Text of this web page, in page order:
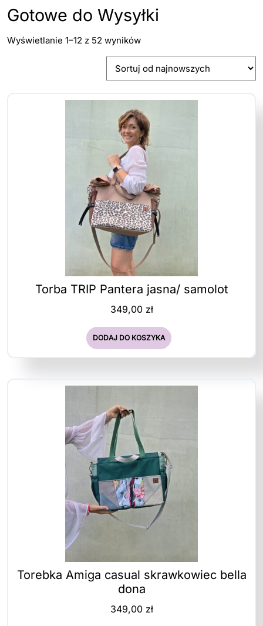
Gotowe do Wysyłki
Wyświetlanie 1–12 z 52 wynikówPosortowane
najnowszych
Torba TRIP Pantera jasna/ samolot
349,00 zł
DODAJ DO KOSZYKA
Torebka Amiga casual skrawkowiec bella
dona
349,00 zł